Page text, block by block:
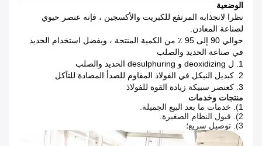
الوضعية
نظرا لانجذابه المرتفع للكبريت والأكسجين ، فإنه عنصر حيوي
لصناعة المعادن.
حوالي 90 إلى 95 ٪ من الكمية المنتجة ، ويفضل استخدام الحديد
في صناعة الحديد والصلب
1. ل deoxidizing و desulphuring الحديد والصلب
2. كبديل النيكل في الفولاذ المقاوم للصدأ المضادة للتآكل
3. كعنصر سبيكة زيادة القوة للفولاذ
منتجات وخدمات
1).
خدمات ما بعد البيع الجميلة.
2).
قبول النظام الصغيرة.
3).
توصيل سريع؛